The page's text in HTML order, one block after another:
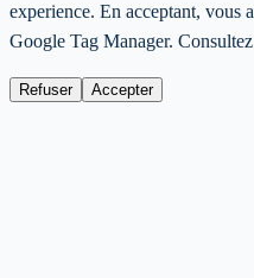
experience. En acceptant, vous
Google Tag Manager.
Refuser Accepter